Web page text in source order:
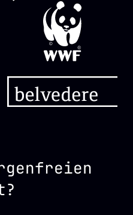
SVG Datei
SVG Datei